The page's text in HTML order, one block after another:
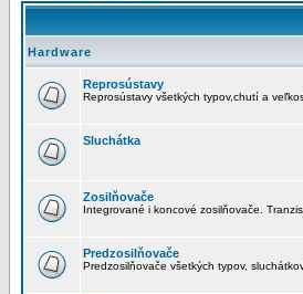
Hardware
Reprosústavy
Reprosústavy všetkých typov,chutí a
Sluchátka
Zosilňovače
Integrované i koncové zosilňovače.
Predzosilňovače
Predzosilňovače všetkých typov,